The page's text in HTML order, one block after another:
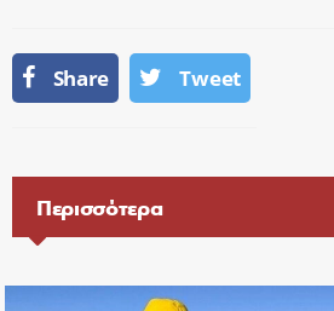
Share Tweet
Περισσότερα